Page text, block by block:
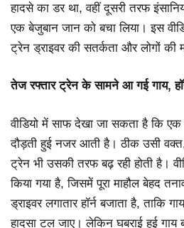
हादसे का डर था, वहीं दूसरी तरफ
एक बेजुबान जान को बचा लिया। इस
ट्रेन ड्राइवर की सतर्कता और लोगों की
तेज रफ्तार ट्रेन के सामने आ गई गाय,
वीडियो में साफ देखा जा सकता है कि
दौड़ती हुई नजर आती है। ठीक उसी
ट्रेन भी उसकी तरफ बढ़ रही होती है।
किया गया है, जिसमें पूरा माहौल बेहद
ड्राइवर लगातार हॉर्न बजाता है,
हादसा टल जाए। लेकिन घबराई हुई गाय